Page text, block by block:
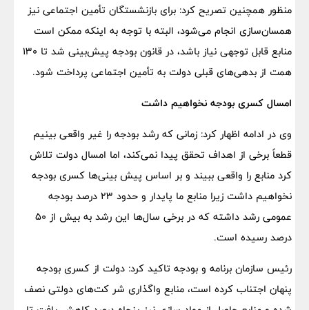
منظور همچنین تصریح کرد: برای بازنشستگان تأمین اجتماعی نیز
همسان‌سازی انجام می‌شود، البته با توجه به اینکه ممکن است
منابع قابل توجهی نیاز باشد، در قانون بودجه پیش‌بینی شد تا ۱۳۰
همت از بدهی‌های قبلی دولت به تأمین اجتماعی پرداخت شود.
امسال کسری بودجه نخواهیم داشت
وی در ادامه اظهار کرد: زمانی که رشد بودجه را غیر واقعی بینیم
قطعاً برخی از اهداف تحقق پیدا نمی‌کند، اما امسال دولت تلاش
کرد منابع را واقعی ببیند و بر اساس پیش بینی‌ها کسری بودجه
نخواهیم داشت زیرا منابع ما پایدار و حدود ۲۳ درصد بودجه
عمومی رشد داشته که در برخی سال‌ها این رشد به بیش از ۵۰
درصد رسیده است.
رئیس سازمان برنامه و بودجه تاکید کرد: دولت از کسری بودجه
پنهان اجتناب کرده است، منابع واگذاری شر کت‌های دولتی نصف